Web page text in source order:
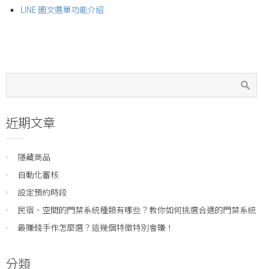
LINE 圖文選單功能介紹
近期文章
隱藏商品
自動化審核
設定預約時段
民宿、空間的門禁系統種類有哪些？教你如何挑選合適的門禁系統
最賺錢手作怎麼選？這幾個特徵特別會賺！
分類